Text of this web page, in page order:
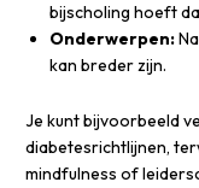
bijscholing hoeft
Onderwerpen:
kan breder zijn.
Je kunt bijvoorbeeld
diabetesrichtlijnen,
mindfulness of